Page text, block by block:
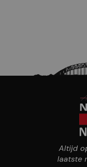
Altijd
laatste